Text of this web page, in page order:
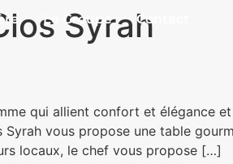
Le Groupe Contact
Syrah
qui allient confort et élégance
vous propose une table
locaux, le chef vous propose […]